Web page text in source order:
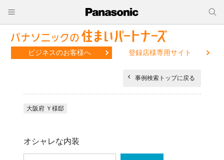
ビジネスのお客様へ 登録店様専用サイト
事例検索トップに戻る
大阪府 Ｙ様邸
オシャレな内装